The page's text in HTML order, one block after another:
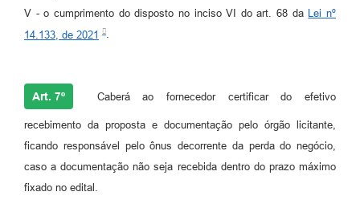
V - o cumprimento do disposto no inciso VI do art. 68 da Lei nº
14.133, de 2021
.
Art. 7º Caberá ao fornecedor certificar do efetivo
recebimento da proposta e documentação pelo órgão licitante,
ficando responsável pelo ônus decorrente da perda do negócio,
caso a documentação não seja recebida dentro do prazo máximo
fixado no edital.